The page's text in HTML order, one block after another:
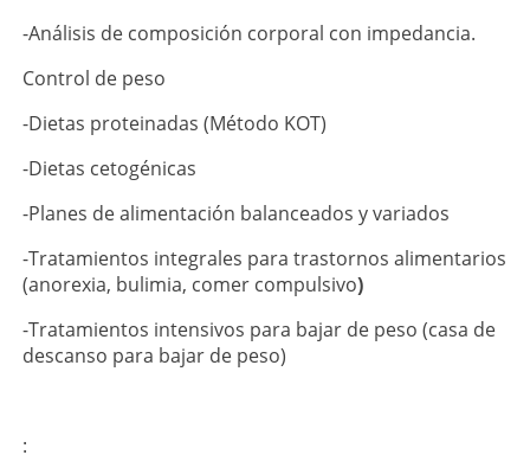
-Análisis de composición corporal con impedancia.
Control de peso
-Dietas proteinadas (Método KOT)
-Dietas cetogénicas
-Planes de alimentación balanceados y variados
-Tratamientos integrales para trastornos alimentarios
(anorexia, bulimia, comer compulsivo)
-Tratamientos intensivos para bajar de peso (casa de
descanso para bajar de peso)
: